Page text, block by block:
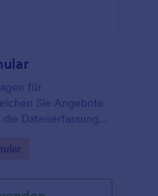
für
Sie Angebote
Datenerfassung